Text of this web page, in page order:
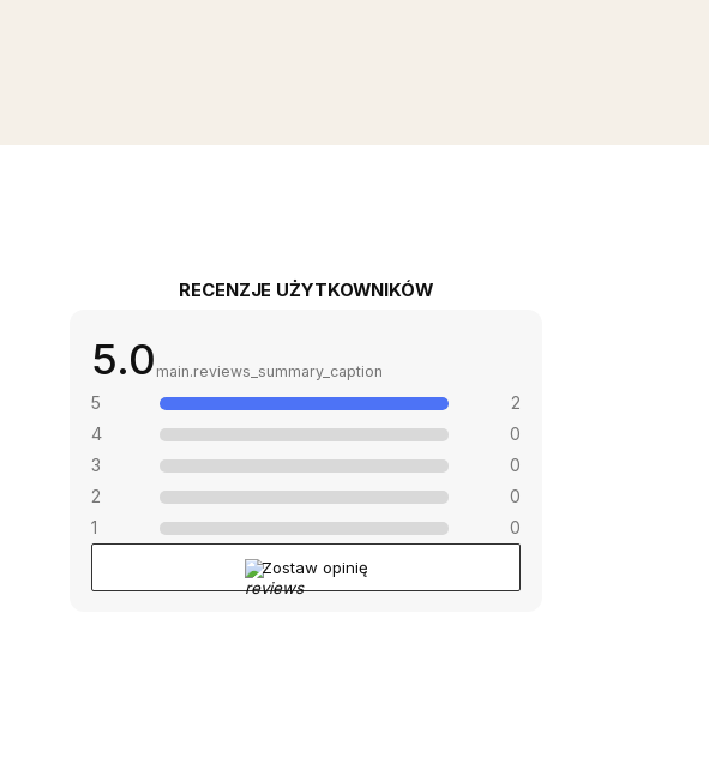
RECENZJE UŻYTKOWNIKÓW
5.0 main.reviews_summary_caption
5
2
4
0
3
0
2
0
1
0
Zostaw opinię